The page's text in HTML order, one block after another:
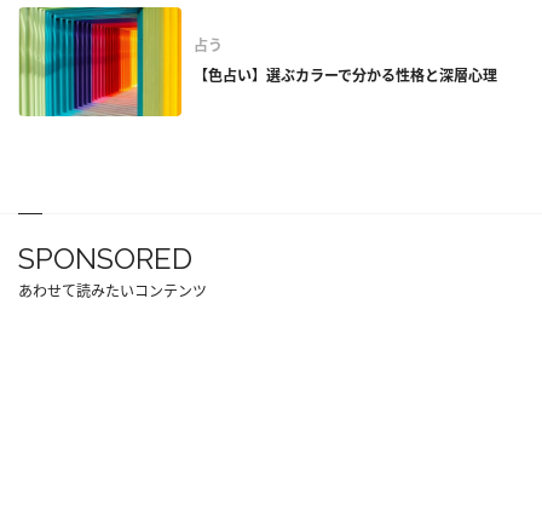
占う
【色占い】選ぶカラーで分かる性格と深層心理
SPONSORED
あわせて読みたいコンテンツ